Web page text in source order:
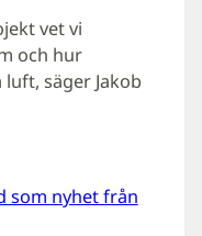
vet vi
och hur
säger Jakob
som nyhet från